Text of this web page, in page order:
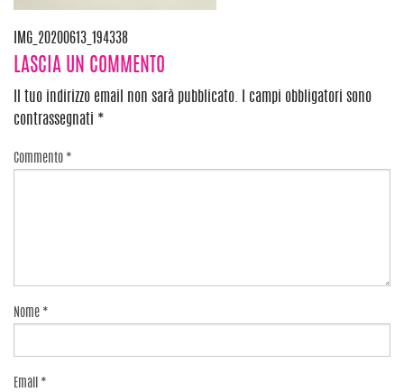
Navigazione
articoli
IMG_20200613_194338
LASCIA UN COMMENTO
Il tuo indirizzo email non sarà pubblicato.
I campi obbligatori sono
contrassegnati *
Commento *
Nome *
Email *